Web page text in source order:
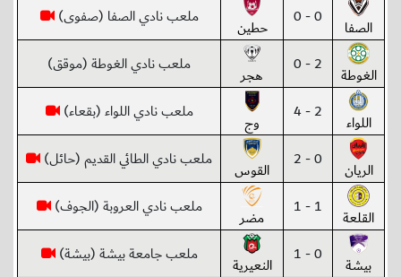
الصفا 0 - 0 حطين ملعب نادي الصفا (صفوى)
الغوطة 2 - 0 هجر ملعب نادي الغوطة (موقق)
اللواء 2 - 4 وج ملعب نادي اللواء (بقعاء)
الريان 0 - 2 القوس ملعب نادي الطائي القديم (حائل)
القلعة 1 - 1 مضر ملعب نادي العروبة (الجوف)
بيشة 0 - 1 النعيرية ملعب جامعة بيشة (بيشة)